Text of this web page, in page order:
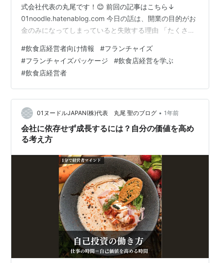
式会社代表の丸尾です！😊 前回の記事はこちら↓
01noodle.hatenablog.com 今日の話は、開業の目的がお
金のみになってしまっていると失敗する理由 「たくさん
的がお金だけになってしまうと、失敗するリスクが高ま
る！ なぜなら、儲けにこだわりすぎて、本来必要な費用
を削ってしまい、結果として売上が伸びなくなってしま
うから。 特に販促物のポスター代や広告費など、本来か
けるべき部分まで削減してしまうと、集客が難しくな
る。 経営…
#飲食店経営者向け情報 #フランチャイズ
#フランチャイズパッケージ #飲食店経営を学ぶ
#飲食店経営者
01ヌードルJAPAN(株)代表 丸尾 聖のブログ • 1年前
会社に依存せず成長するには？自分の価値を高め
る考え方